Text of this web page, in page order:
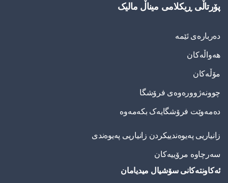
پۆرتاڵی ڕیکلامی میناڵ مالیک
دەربارەی ئێمە
هەواڵەکان
مۆڵەکان
چوونەژوورەوەی فرۆشگا
دەمەوێت فرۆشگایەک بکەمەوە
زانیاریی په‌یوه‌ندییكردن زانیاریی په‌یوه‌ندی
سەرچاوە مرۆییەکان
ئەکاونتەکانی سۆشیال میدیامان